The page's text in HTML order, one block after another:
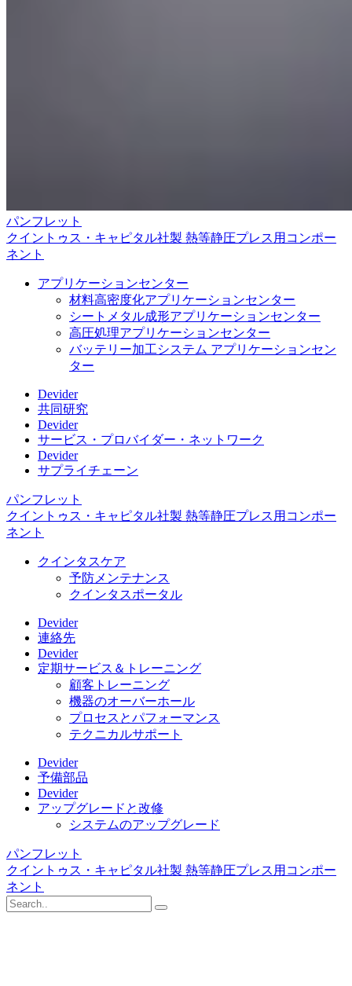
パンフレット
クイントゥス・キャピタル社製 熱等静圧プレス用コンポー
ネント
アプリケーションセンター
材料高密度化アプリケーションセンター
シートメタル成形アプリケーションセンター
高圧処理アプリケーションセンター
バッテリー加工システム アプリケーションセン
ター
Devider
共同研究
Devider
サービス・プロバイダー・ネットワーク
Devider
サプライチェーン
パンフレット
クイントゥス・キャピタル社製 熱等静圧プレス用コンポー
ネント
クインタスケア
予防メンテナンス
クインタスポータル
Devider
連絡先
Devider
定期サービス＆トレーニング
顧客トレーニング
機器のオーバーホール
プロセスとパフォーマンス
テクニカルサポート
Devider
予備部品
Devider
アップグレードと改修
システムのアップグレード
パンフレット
クイントゥス・キャピタル社製 熱等静圧プレス用コンポー
ネント